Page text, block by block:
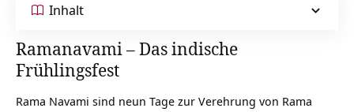
Inhalt
Ramanavami – Das indische
Frühlingsfest
Rama Navami sind neun Tage zur Verehrung von Rama